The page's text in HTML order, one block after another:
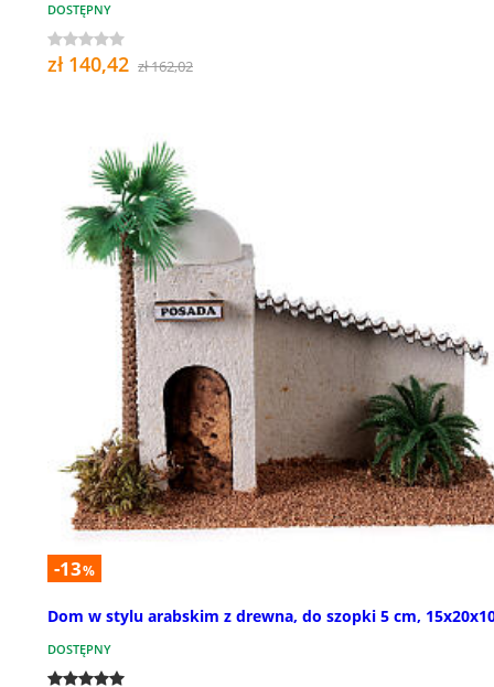
DOSTĘPNY
zł 140,42 zł 162,02
-13%
Dom w stylu arabskim z drewna, do szopki 5 cm,
DOSTĘPNY